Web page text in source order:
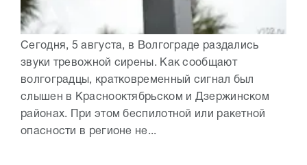
Сегодня, 5 августа, в Волгограде раздались
звуки тревожной сирены. Как сообщают
волгоградцы, кратковременный сигнал был
слышен в Краснооктябрьском и Дзержинском
районах. При этом беспилотной или ракетной
опасности в регионе не...